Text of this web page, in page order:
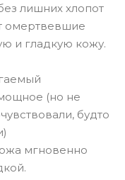
лишних хлопот
омертвевшие
и гладкую кожу.
(но не
будто
мгновенно